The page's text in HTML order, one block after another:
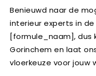
Benieuwd naar de
interieur experts in
[formule_naam], dus
Gorinchem en laat
vloerkeuze voor jouw